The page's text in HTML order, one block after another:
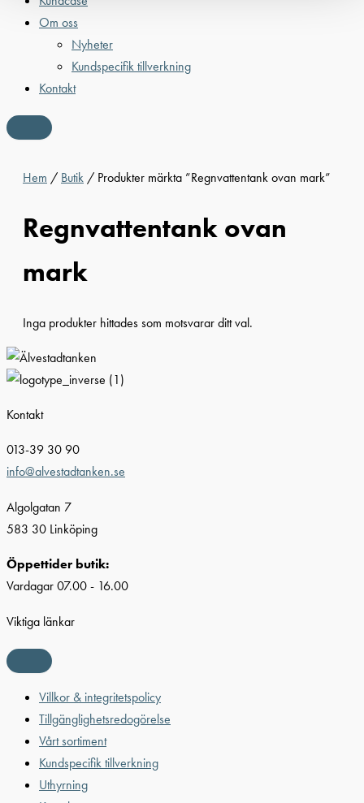
Om oss
Nyheter
Kundspecifik tillverkning
Kontakt
Hem / Butik / Produkter märkta ”Regnvattentank ovan mark”
Regnvattentank ovan
mark
Inga produkter hittades som motsvarar ditt val.
Kontakt
013-39 30 90
info@alvestadtanken.se
Algolgatan 7
583 30 Linköping
Öppettider butik:
Vardagar 07.00 - 16.00
Viktiga länkar
Villkor & integritetspolicy
Tillgänglighetsredogörelse
Vårt sortiment
Kundspecifik tillverkning
Uthyrning